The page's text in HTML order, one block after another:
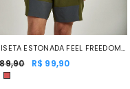
ESTONADA FEEL FREEDOM
R$ 99,90